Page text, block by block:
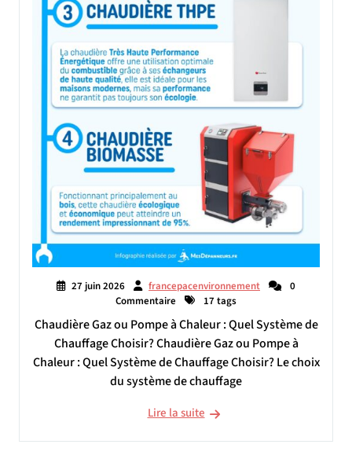
27 juin 2026 francepacenvironnement
0
Commentaire
17 tags
Chaudière Gaz ou Pompe à Chaleur : Quel Système de
Chauffage Choisir? Chaudière Gaz ou Pompe à
Chaleur : Quel Système de Chauffage Choisir? Le choix
du système de chauffage
Lire la suite